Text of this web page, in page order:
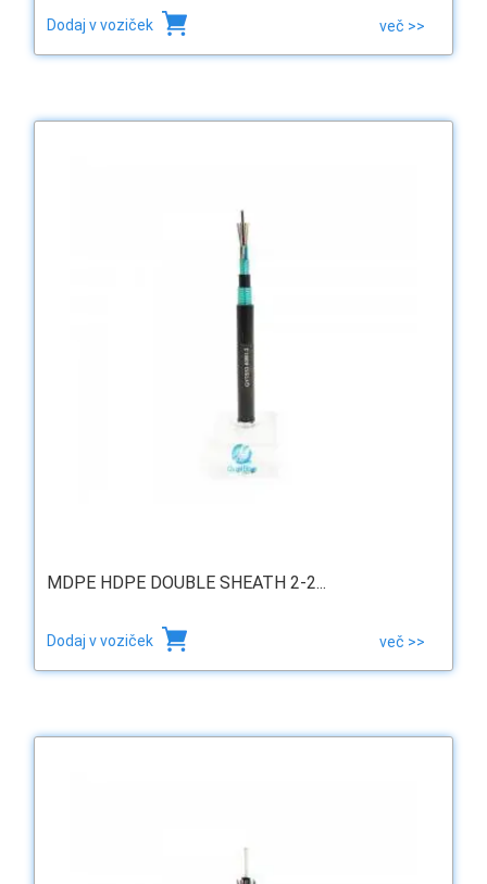
Dodaj v voziček več >>
MDPE HDPE DOUBLE SHEATH 2-2...
Dodaj v voziček več >>